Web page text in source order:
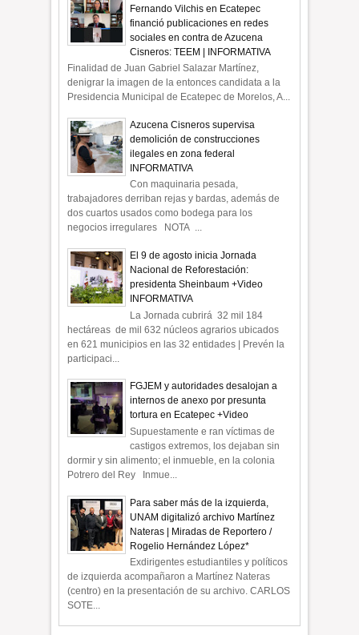
Fernando Vilchis en Ecatepec
financió publicaciones en redes
sociales en contra de Azucena
Cisneros: TEEM | INFORMATIVA
Finalidad de Juan Gabriel Salazar Martínez,
denigrar la imagen de la entonces candidata a la
Presidencia Municipal de Ecatepec de Morelos, A...
Azucena Cisneros supervisa
demolición de construcciones
ilegales en zona federal
INFORMATIVA
Con maquinaria pesada,
trabajadores derriban rejas y bardas, además de
dos cuartos usados como bodega para los
negocios irregulares NOTA ...
El 9 de agosto inicia Jornada
Nacional de Reforestación:
presidenta Sheinbaum +Video
INFORMATIVA
La Jornada cubrirá 32 mil 184
hectáreas de mil 632 núcleos agrarios ubicados
en 621 municipios en las 32 entidades | Prevén la
participaci...
FGJEM y autoridades desalojan a
internos de anexo por presunta
tortura en Ecatepec +Video
Supuestamente e ran víctimas de
castigos extremos, los dejaban sin
dormir y sin alimento; el inmueble, en la colonia
Potrero del Rey Inmue...
Para saber más de la izquierda,
UNAM digitalizó archivo Martínez
Nateras | Miradas de Reportero /
Rogelio Hernández López*
Exdirigentes estudiantiles y políticos
de izquierda acompañaron a Martínez Nateras
(centro) en la presentación de su archivo. CARLOS
SOTE...